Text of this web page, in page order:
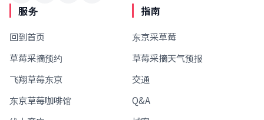
服务
回到首页
草莓采摘预约
飞翔草莓东京
东京草莓咖啡馆
指南
东京采草莓
草莓采摘天气预报
交通
Q&A